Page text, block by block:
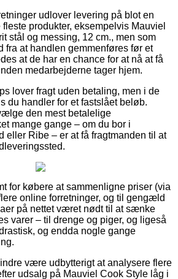
udlover levering på blot en
produkter, eksempelvis Mauviel
stål og messing, 12 cm., men som
fra at handlen gemmenføres før et
at de har en chance for at nå at få
medarbejderne tager hjem.
lover fragt uden betaling, men i de
du handler for et fastslået beløb.
den mest betalelige
mange gange – om du bor i
eller Ribe – er at få fragtmanden til at
for købere at sammenligne priser (via
online forretninger, og til gengæld
på nettet været nødt til at sænke
varer – til drenge og piger, og ligeså
og endda nogle gange
være udbytterigt at analysere flere
udsalg på Mauviel Cook Style låg i